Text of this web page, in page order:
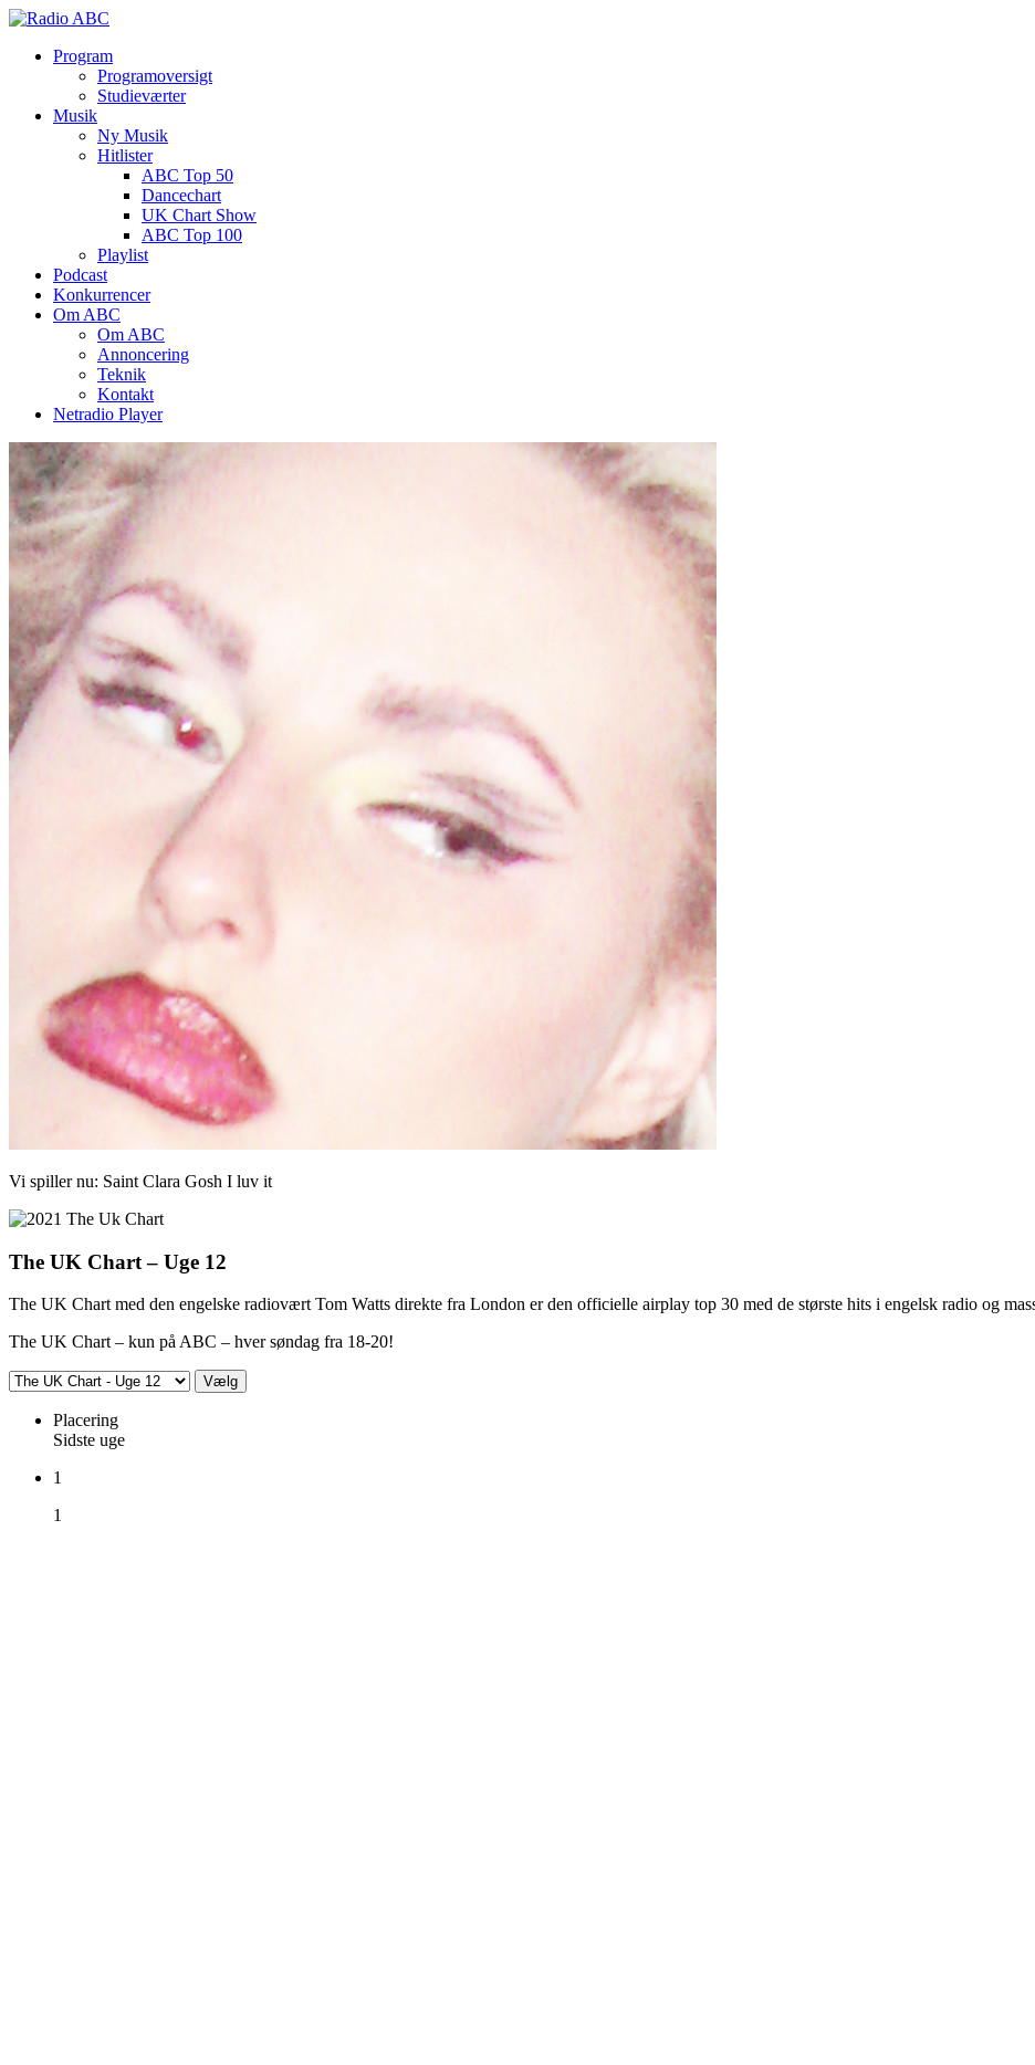
Program
Programoversigt
Studieværter
Musik
Ny Musik
Hitlister
ABC Top 50
Dancechart
UK Chart Show
ABC Top 100
Playlist
Podcast
Konkurrencer
Om ABC
Om ABC
Annoncering
Teknik
Kontakt
Netradio Player
Vi spiller nu: Saint Clara Gosh I luv it
The UK Chart – Uge 12
The UK Chart med den engelske radiovært Tom Watts direkte fra London er den officielle airplay top 30 med de største hits i engelsk radio og
The UK Chart – kun på ABC – hver søndag fra 18-20!
Placering
Sidste uge
1
1